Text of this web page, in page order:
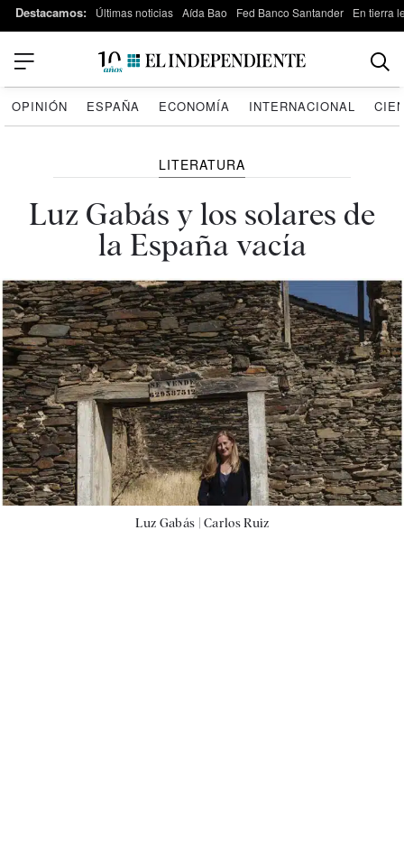
Destacamos: Últimas noticias Aída Bao Fed Banco Santander En tierra
OPINIÓN ESPAÑA ECONOMÍA INTERNACIONAL
LITERATURA
Luz Gabás y los solares de
la España vacía
Luz Gabás |Carlos Ruiz